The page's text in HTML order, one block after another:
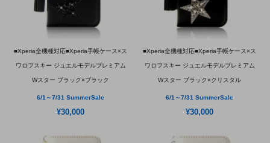
■Xperia全機種対応■Xperia手帳ケース×ス
ワロフスキー ジュエルモデルプレミアム
Wスター ブラック×ブラック
6/1～7/31 SummerSale
¥30,000
■Xperia全機種対応■Xperia手帳ケース×ス
ワロフスキー ジュエルモデルプレミアム
Wスター ブラック×クリスタル
6/1～7/31 SummerSale
¥30,000